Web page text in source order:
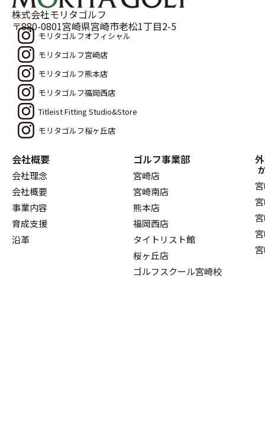
株式会社モリタゴルフ
〒880-0801宮崎県宮崎市老松1丁目2-5
モリタゴルフオフィシャル
モリタゴルフ宮崎店
モリタゴルフ熊本店
モリタゴルフ福岡西店
Titleist Fitting Studio&Store
モリタゴルフ桜ヶ丘店
会社概要
会社理念
会社概要
事業内容
育成支援
沿革
ゴルフ事業部
宮崎店
宮崎南店
熊本店
福岡西店
タイトリスト館
桜ヶ丘店
ゴルフスクール宮崎校